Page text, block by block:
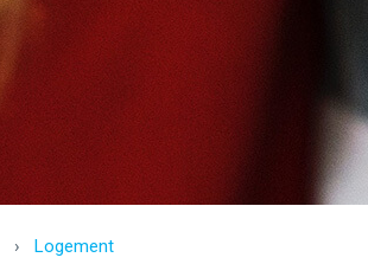
› Logement